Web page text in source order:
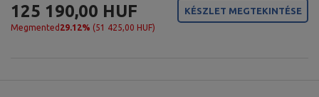
125 190,00 HUF
Megmented 29.12% (51 425,00 HUF)
KÉSZLET MEGTEKINTÉSE